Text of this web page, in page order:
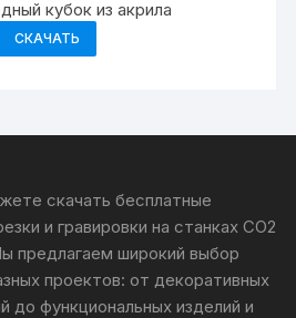
кубок из акрила
СКАЧАТЬ
скачать бесплатные
и гравировки на станках CO2
предлагаем широкий выбор
проектов: от декоративных
до функциональных изделий и